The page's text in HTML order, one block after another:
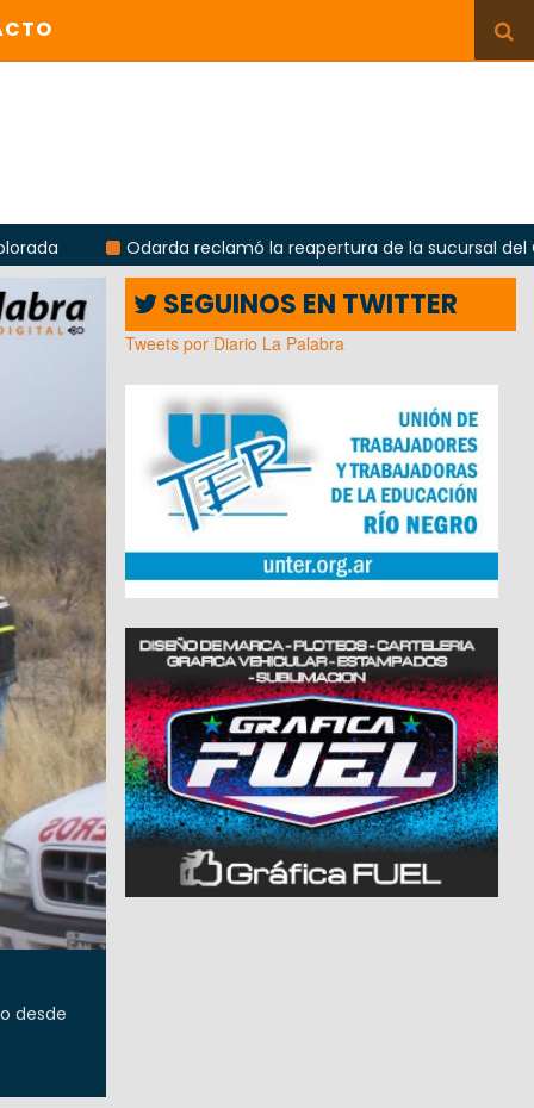
reclamó la reapertura de la sucursal del Correo Argentino
desde
SEGUINOS EN TWITTER
Tweets por Diario La Palabra